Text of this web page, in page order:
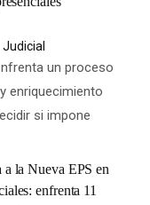
Judicial
un proceso
enriquecimiento
si impone
la Nueva EPS en
enfrenta 11